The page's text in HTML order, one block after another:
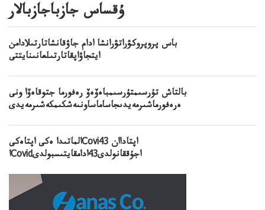
ۇقساس جازباجازبالار
باس پروپروكۋراتۋرانشا ادام جاۋقانشاتارتىلادامن
ايتجاۋاپقاتارتىلعانىنايتتى
بالتاش تۇرسىمتۇرسىمباەۆەۆ رەفورما جتوقاەۆا ونى
ەرەفورماشىرمەيدىجاساماساونىەشكىمكەشىرمەيدى
الماتىدا ەكى اپتاەكىCoviاپتاداان 43
اCovidاجۇققانولدى43ادامقايتىسبولدى